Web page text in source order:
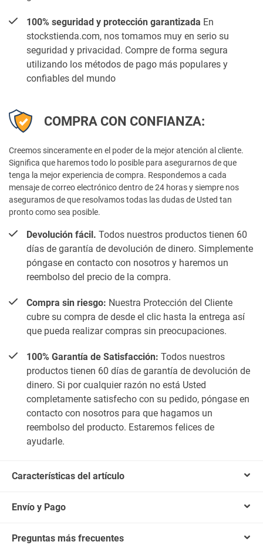
100% seguridad y protección garantizada En
stockstienda.com, nos tomamos muy en serio su
seguridad y privacidad. Compre de forma segura
utilizando los métodos de pago más populares y
confiables del mundo
COMPRA CON CONFIANZA:
Creemos sinceramente en el poder de la mejor atención al cliente.
Significa que haremos todo lo posible para asegurarnos de que
tenga la mejor experiencia de compra. Respondemos a cada
mensaje de correo electrónico dentro de 24 horas y siempre nos
aseguramos de que resolvamos todas las dudas de Usted tan
pronto como sea posible.
Devolución fácil. Todos nuestros productos tienen 60
días de garantía de devolución de dinero. Simplemente
póngase en contacto con nosotros y haremos un
reembolso del precio de la compra.
Compra sin riesgo: Nuestra Protección del Cliente
cubre su compra de desde el clic hasta la entrega así
que pueda realizar compras sin preocupaciones.
100% Garantía de Satisfacción: Todos nuestros
productos tienen 60 días de garantía de devolución de
dinero. Si por cualquier razón no está Usted
completamente satisfecho con su pedido, póngase en
contacto con nosotros para que hagamos un
reembolso del producto. Estaremos felices de
ayudarle.
Características del artículo
Envío y Pago
Preguntas más frecuentes